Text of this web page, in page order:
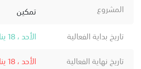
المشروع
تمكين
تاريخ بداية الفعالية
الأحد ، 18 يناير ، 2026
تاريخ نهاية الفعالية
الأحد ، 18 يناير ، 2026